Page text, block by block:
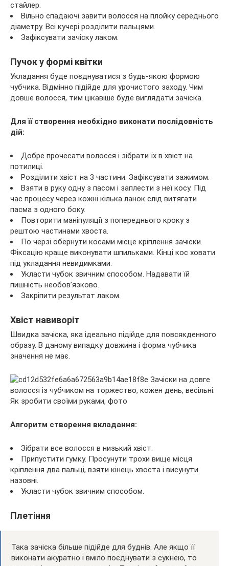
стайлер.
Вільно спадаючі завити волосся на плойку середнього
діаметру. Всі кучері розділити пальцями.
Зафіксувати зачіску лаком.
Пучок у формі квітки
Укладання буде поєднуватися з будь-якою формою
чубчика. Відмінно підійде для урочистого заходу. Чим
довше волосся, тим цікавіше буде виглядати зачіска.
Для її створення необхідно виконати послідовність
дій:
Добре прочесати волосся і зібрати їх в хвіст на
потилиці.
Розділити хвіст на 3 частини. Зафіксувати зажимом.
Взяти в руку одну з пасом і заплести з неї косу. Під
час процесу через кожні кілька ланок слід витягати
пасма з одного боку.
Повторити маніпуляції з попереднього кроку з
рештою частинами хвоста.
По черзі обернути косами місце кріплення зачіски.
Фіксацію краще виконувати шпильками. Кінці кос ховати
під укладання невидимками.
Укласти чубок звичним способом. Надавати їй
пишність необов’язково.
Закріпити результат лаком.
Хвіст навиворіт
Швидка зачіска, яка ідеально підійде для повсякденного
образу. В даному випадку довжина і форма чубчика
значення не має.
Алгоритм створення вкладання:
Зібрати все волосся в низький хвіст.
Припустити гумку. Просунути трохи вище місця
кріплення два пальці, взяти кінець хвоста і висунути
назовні.
Укласти чубок звичним способом.
Плетіння
Така зачіска більше підійде для буднів. Але якщо її
виконати акуратно і вміло поєднувати з сукнею, то